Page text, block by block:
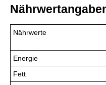
Nährwerte
Energie
Fett